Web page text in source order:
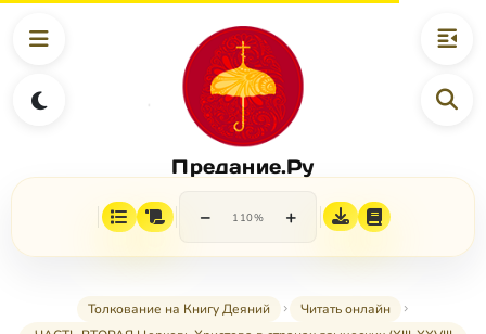
Предание.Ру
− 110% +
Толкование на Книгу Деяний
Читать онлайн